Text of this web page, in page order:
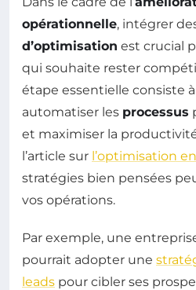
opérationnelle, intégrer
d’optimisation est crucial
qui souhaite rester
étape essentielle consiste
automatiser les processus
et maximiser la
l’article sur l’optimisation
stratégies bien pensées
vos opérations.
Par exemple, une
pourrait adopter une
leads pour cibler ses